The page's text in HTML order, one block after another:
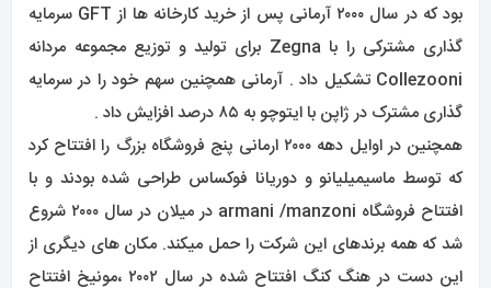
بود که در سال ۲۰۰۰ آرمانی پس از خرید کارخانه ها از GFT سرمایه
گذاری مشترکی را با Zegna برای تولید و توزیع مجموعه مردانه
Collezooni تشکیل داد . آرمانی همچنین سهم خود را در سرمایه
گذاری مشترک در ژاپن با ایتوچو به ۸۵ درصد افزایش داد .
همچنین در اوایل دهه ۲۰۰۰ ارمانی پنج فروشگاه بزرگ را افتتاح کرد
که توسط ماسیمیلیانو و دوریانا فوکساس طراحی شده بودند و با
افتتاح فروشگاه armani /manzoni در میلان در سال ۲۰۰۰ شروع
شد که همه برندهای این شرکت را حمل میکند. مکان های دیگری از
این دست در هنگ کنگ افتتاح شده در سال ۲۰۰۲ ،مونیخ افتتاح